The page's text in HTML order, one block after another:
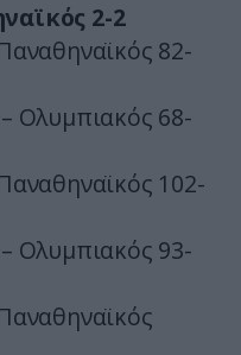
2-2
82-
Ολυμπιακός 68-
102-
Ολυμπιακός 93-